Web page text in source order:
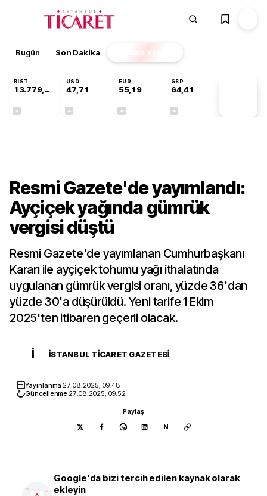
Bugün Son Dakika Finans EKSTRA
BIST
13.779,39
USD
47,71
EUR
55,19
GBP
64,41
Resmi Gazete'de yayımlandı:
Ayçiçek yağında gümrük
vergisi düştü
Resmi Gazete'de yayımlanan Cumhurbaşkanı
Kararı ile ayçiçek tohumu yağı ithalatında
uygulanan gümrük vergisi oranı, yüzde 36'dan
yüzde 30'a düşürüldü. Yeni tarife 1 Ekim
2025'ten itibaren geçerli olacak.
İ İSTANBUL TICARET GAZETESI
Yayınlanma 27.08.2025, 09:48
Güncellenme 27.08.2025, 09:52
Paylaş
N
Google'da bizi tercih edilen kaynak olarak
ekleyin